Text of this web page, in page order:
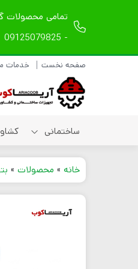
- 09125079825
صفحه نخست خدمات
ساختمانی
شیلنگ
شیلنگ
شیلنگ
لوازم
خانه » محصولات »